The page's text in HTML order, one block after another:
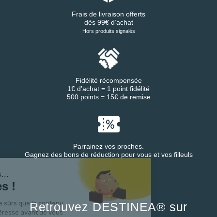
nous...
!
d'être sûrs que le contenu
vous intéresse avant de vous
Frais de livraison offerts
dès 99€ d’achat
Hors produits signalés
Fidélité récompensée
1€ d’achat = 1 point fidélité
500 points = 15€ de remise
Parrainez vos proches.
Gagnez des bons de réduction pour vous et vos filleuls
Retrouvez DESTINEA® sur